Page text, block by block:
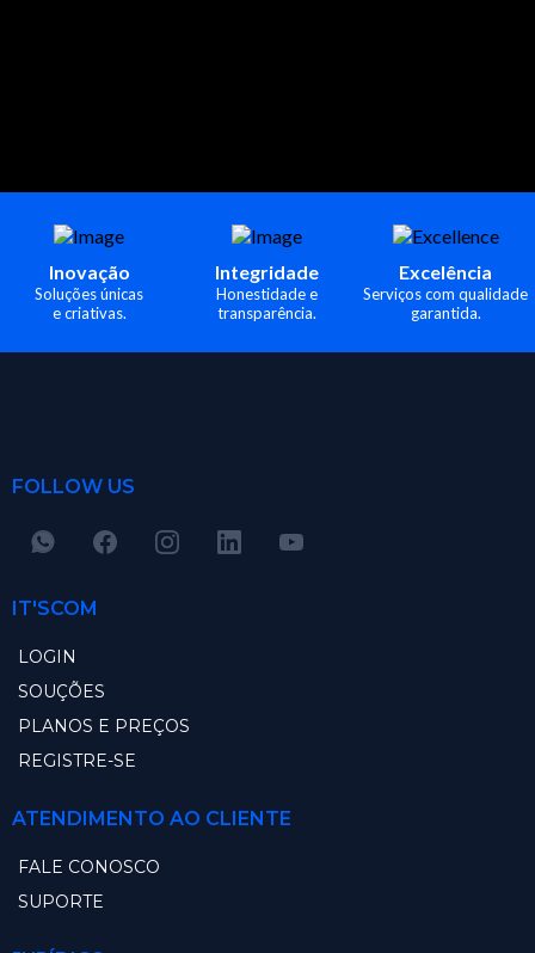
Inovação
Soluções únicas
e criativas.
Integridade
Honestidade e
transparência.
Excelência
Serviços com qualidade
garantida.
FOLLOW US
IT'SCOM
LOGIN
SOUÇÕES
PLANOS E PREÇOS
REGISTRE-SE
ATENDIMENTO AO CLIENTE
FALE CONOSCO
SUPORTE